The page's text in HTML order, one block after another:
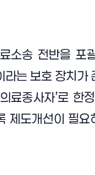
송 전반을 포
는 보호 장치
종사자’로 한
제도개선이 필